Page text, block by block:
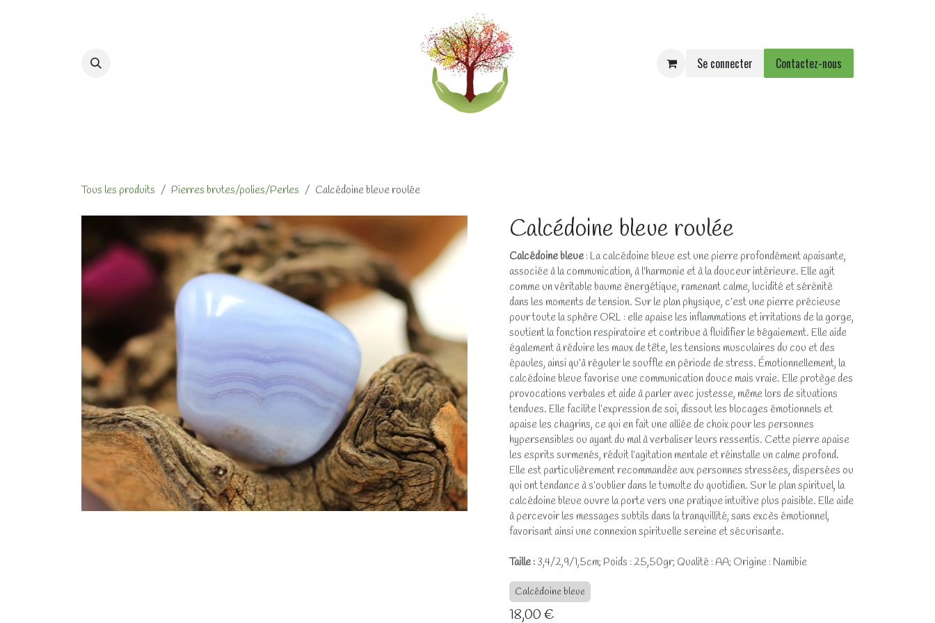
Se connecter Contactez-nous
Tous les produits Pierres brutes/polies/Perles Calcédoine bleue roulée
Calcédoine bleue roulée
Calcédoine bleue : La calcédoine bleue est une pierre profondément apaisante,
associée à la communication, à l'harmonie et à la douceur intérieure. Elle agit
comme un véritable baume énergétique, ramenant calme, lucidité et sérénité
dans les moments de tension. Sur le plan physique, c’est une pierre précieuse
pour toute la sphère ORL : elle apaise les inflammations et irritations de la gorge,
soutient la fonction respiratoire et contribue à fluidifier le bégaiement. Elle aide
également à réduire les maux de tête, les tensions musculaires du cou et des
épaules, ainsi qu’à réguler le souffle en période de stress. Émotionnellement, la
calcédoine bleue favorise une communication douce mais vraie. Elle protège des
provocations verbales et aide à parler avec justesse, même lors de situations
tendues. Elle facilite l’expression de soi, dissout les blocages émotionnels et
apaise les chagrins, ce qui en fait une alliée de choix pour les personnes
hypersensibles ou ayant du mal à verbaliser leurs ressentis. Cette pierre apaise
les esprits surmenés, réduit l’agitation mentale et réinstalle un calme profond.
Elle est particulièrement recommandée aux personnes stressées, dispersées ou
qui ont tendance à s’oublier dans le tumulte du quotidien. Sur le plan spirituel, la
calcédoine bleue ouvre la porte vers une pratique intuitive plus paisible. Elle aide
à percevoir les messages subtils dans la tranquillité, sans excès émotionnel,
favorisant ainsi une connexion spirituelle sereine et sécurisante.
Taille : 3,4/2,9/1,5cm; Poids : 25,50gr; Qualité : AA; Origine : Namibie
Calcédoine bleue
18,00€